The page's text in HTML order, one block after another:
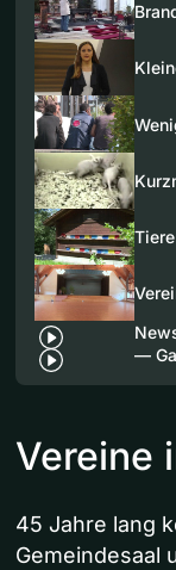
—
Vereine
45 Jahre lang
Gemeindesaal